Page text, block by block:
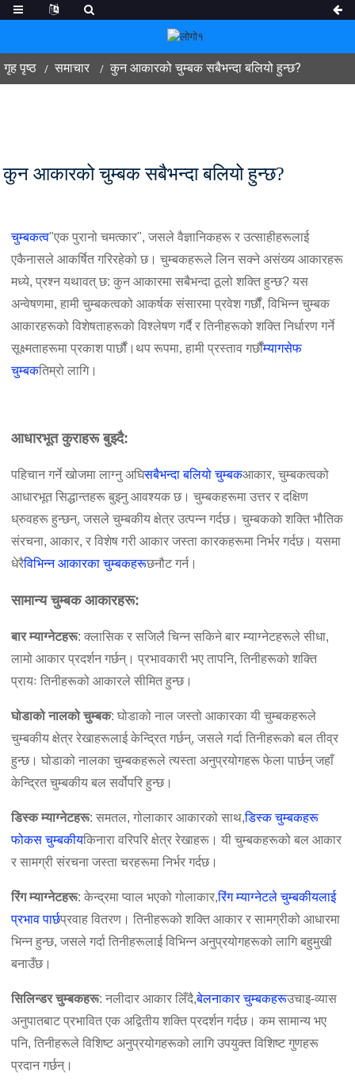
गृह पृष्ठ समाचार कुन आकारको चुम्बक सबैभन्दा बलियो हुन्छ?
कुन आकारको चुम्बक सबैभन्दा बलियो हुन्छ?
चुम्बकत्व"एक पुरानो चमत्कार", जसले वैज्ञानिकहरू र उत्साहीहरूलाई
एकैनासले आकर्षित गरिरहेको छ। चुम्बकहरूले लिन सक्ने असंख्य आकारहरू
मध्ये, प्रश्न यथावत् छ: कुन आकारमा सबैभन्दा ठूलो शक्ति हुन्छ? यस
अन्वेषणमा, हामी चुम्बकत्वको आकर्षक संसारमा प्रवेश गर्छौं, विभिन्न चुम्बक
आकारहरूको विशेषताहरूको विश्लेषण गर्दै र तिनीहरूको शक्ति निर्धारण गर्ने
सूक्ष्मताहरूमा प्रकाश पार्छौं। थप रूपमा, हामी प्रस्ताव गर्छौंम्यागसेफ
चुम्बकतिम्रो लागि।
आधारभूत कुराहरू बुझ्दै:
पहिचान गर्ने खोजमा लाग्नु अघिसबैभन्दा बलियो चुम्बकआकार, चुम्बकत्वको
आधारभूत सिद्धान्तहरू बुझ्नु आवश्यक छ। चुम्बकहरूमा उत्तर र दक्षिण
ध्रुवहरू हुन्छन्, जसले चुम्बकीय क्षेत्र उत्पन्न गर्दछ। चुम्बकको शक्ति भौतिक
संरचना, आकार, र विशेष गरी आकार जस्ता कारकहरूमा निर्भर गर्दछ। यसमा
धेरैविभिन्न आकारका चुम्बकहरूछनौट गर्न।
सामान्य चुम्बक आकारहरू:
बार म्याग्नेटहरू: क्लासिक र सजिलै चिन्न सकिने बार म्याग्नेटहरूले सीधा,
लामो आकार प्रदर्शन गर्छन्। प्रभावकारी भए तापनि, तिनीहरूको शक्ति
प्रायः तिनीहरूको आकारले सीमित हुन्छ।
घोडाको नालको चुम्बक: घोडाको नाल जस्तो आकारका यी चुम्बकहरूले
चुम्बकीय क्षेत्र रेखाहरूलाई केन्द्रित गर्छन्, जसले गर्दा तिनीहरूको बल तीव्र
हुन्छ। घोडाको नालका चुम्बकहरूले त्यस्ता अनुप्रयोगहरू फेला पार्छन् जहाँ
केन्द्रित चुम्बकीय बल सर्वोपरि हुन्छ।
डिस्क म्याग्नेटहरू: समतल, गोलाकार आकारको साथ,डिस्क चुम्बकहरू
फोकस चुम्बकीयकिनारा वरिपरि क्षेत्र रेखाहरू। यी चुम्बकहरूको बल आकार
र सामग्री संरचना जस्ता चरहरूमा निर्भर गर्दछ।
रिंग म्याग्नेटहरू: केन्द्रमा प्वाल भएको गोलाकार,रिंग म्याग्नेटले चुम्बकीयलाई
प्रभाव पार्छप्रवाह वितरण। तिनीहरूको शक्ति आकार र सामग्रीको आधारमा
भिन्न हुन्छ, जसले गर्दा तिनीहरूलाई विभिन्न अनुप्रयोगहरूको लागि बहुमुखी
बनाउँछ।
सिलिन्डर चुम्बकहरू: नलीदार आकार लिँदै,बेलनाकार चुम्बकहरूउचाइ-व्यास
अनुपातबाट प्रभावित एक अद्वितीय शक्ति प्रदर्शन गर्दछ। कम सामान्य भए
पनि, तिनीहरूले विशिष्ट अनुप्रयोगहरूको लागि उपयुक्त विशिष्ट गुणहरू
प्रदान गर्छन्।